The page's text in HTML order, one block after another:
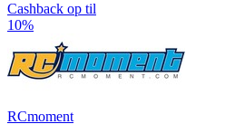
Cashback op til
10%
RCmoment